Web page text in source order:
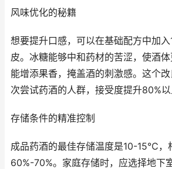
风味优化的秘籍
想要提升口感，可以在基础配方中加
皮。冰糖能够中和药材的苦涩，使酒
能增添果香，掩盖酒的刺激感。这个
次尝试药酒的人群，接受度提升80%以
存储条件的精准控制
成品药酒的最佳存储温度是10-15℃，
60%-70%。家庭存储时，应选择地下